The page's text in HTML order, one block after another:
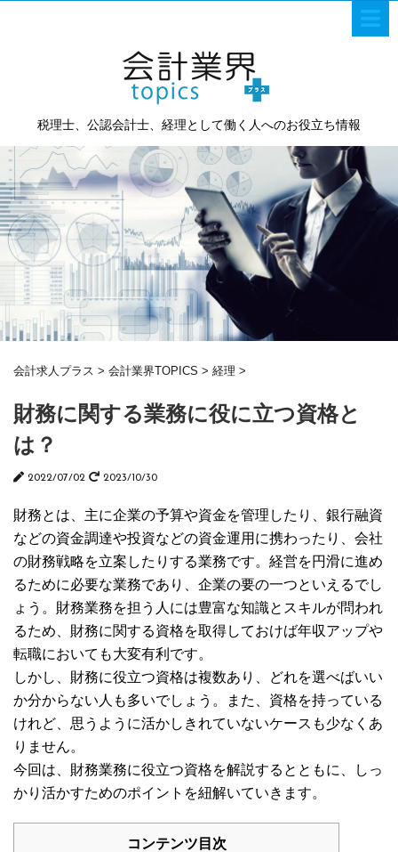
税理士、公認会計士、経理として働く人へのお役立ち情報
会計求人プラス > 会計業界TOPICS > 経理 >
財務に関する業務に役に立つ資格と
は？
2022/07/02 2023/10/30
財務とは、主に企業の予算や資金を管理したり、銀行融資
などの資金調達や投資などの資金運用に携わったり、会社
の財務戦略を立案したりする業務です。経営を円滑に進め
るために必要な業務であり、企業の要の一つといえるでし
ょう。財務業務を担う人には豊富な知識とスキルが問われ
るため、財務に関する資格を取得しておけば年収アップや
転職においても大変有利です。
しかし、財務に役立つ資格は複数あり、どれを選べばいい
か分からない人も多いでしょう。また、資格を持っている
けれど、思うように活かしきれていないケースも少なくあ
りません。
今回は、財務業務に役立つ資格を解説するとともに、しっ
かり活かすためのポイントを紐解いていきます。
コンテンツ目次